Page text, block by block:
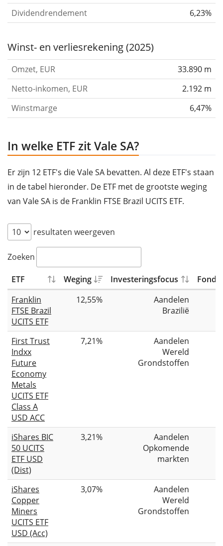
Dividendrendement 6,23%
Winst- en verliesrekening (2025)
Omzet, EUR
33.890 m
Netto-inkomen, EUR
2.192 m
Winstmarge
6,47%
In welke ETF zit Vale SA?
Er zijn 12 ETF's die Vale SA bevatten. Al deze ETF's staan
in de tabel hieronder. De ETF met de grootste weging
van Vale SA is de Franklin FTSE Brazil UCITS ETF.
resultaten weergeven
Zoeken
ETF Weging Investeringsfocus
Franklin
FTSE Brazil
UCITS ETF
12,55%
Aandelen
Brazilië
First Trust
Indxx
Future
Economy
Metals
UCITS ETF
Class A
USD ACC
7,21%
Aandelen
Wereld
Grondstoffen
iShares BIC
50 UCITS
ETF USD
(Dist)
3,21%
Aandelen
Opkomende
markten
iShares
Copper
Miners
UCITS ETF
USD (Acc)
3,07%
Aandelen
Wereld
Grondstoffen